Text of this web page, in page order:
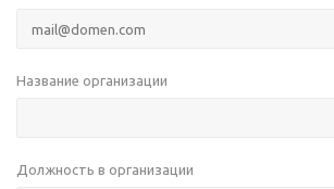
Название организации
Должность в организации